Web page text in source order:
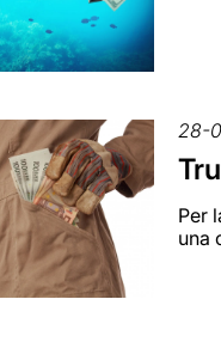
28-
Per
una